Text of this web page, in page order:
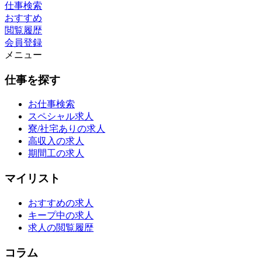
仕事検索
おすすめ
閲覧履歴
会員登録
メニュー
仕事を探す
お仕事検索
スペシャル求人
寮/社宅ありの求人
高収入の求人
期間工の求人
マイリスト
おすすめの求人
キープ中の求人
求人の閲覧履歴
コラム